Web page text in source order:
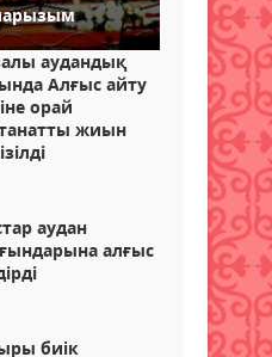
аудандық
Алғыс айту
орай
жиын
аудан
алғыс
биік